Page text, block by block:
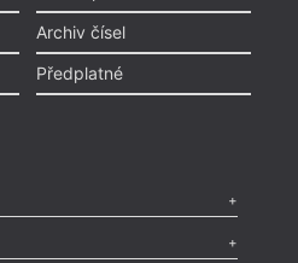
Archiv čísel
Předplatné